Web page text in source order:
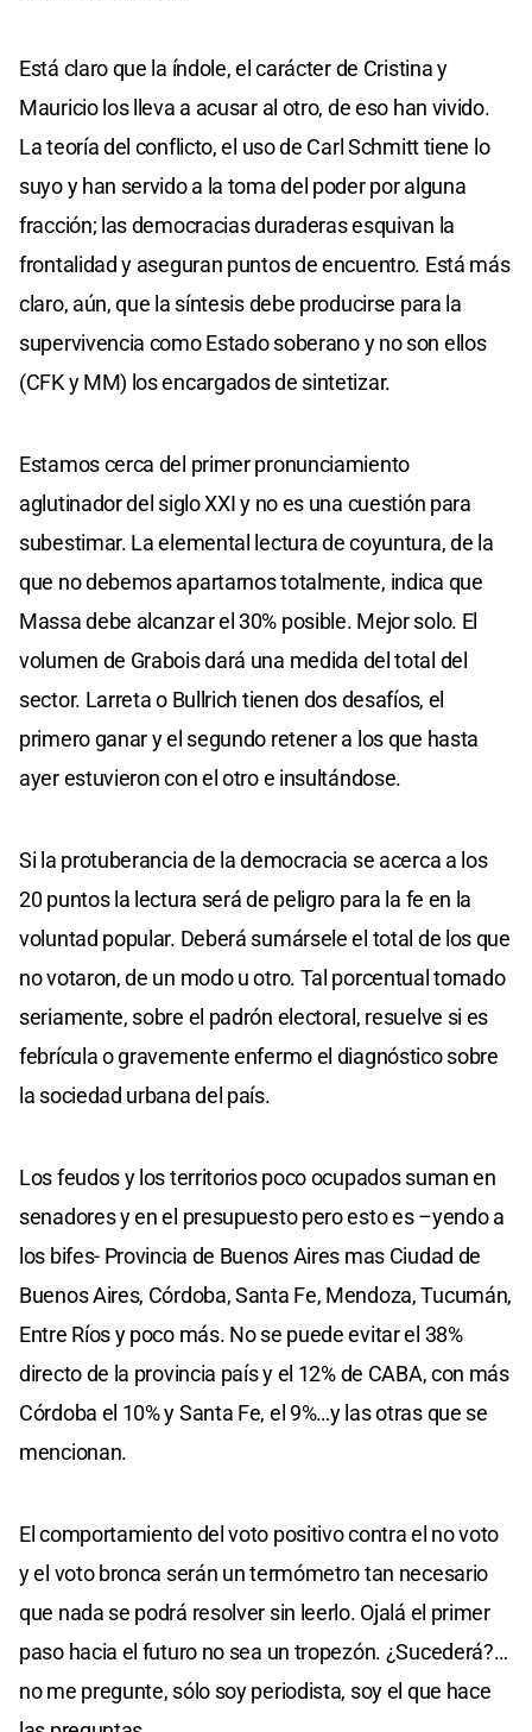
Está claro que la índole, el carácter de Cristina y
Mauricio los lleva a acusar al otro, de eso han vivido.
La teoría del conflicto, el uso de Carl Schmitt tiene lo
suyo y han servido a la toma del poder por alguna
fracción; las democracias duraderas esquivan la
frontalidad y aseguran puntos de encuentro. Está más
claro, aún, que la síntesis debe producirse para la
supervivencia como Estado soberano y no son ellos
(CFK y MM) los encargados de sintetizar.
Estamos cerca del primer pronunciamiento
aglutinador del siglo XXI y no es una cuestión para
subestimar. La elemental lectura de coyuntura, de la
que no debemos apartarnos totalmente, indica que
Massa debe alcanzar el 30% posible. Mejor solo. El
volumen de Grabois dará una medida del total del
sector. Larreta o Bullrich tienen dos desafíos, el
primero ganar y el segundo retener a los que hasta
ayer estuvieron con el otro e insultándose.
Si la protuberancia de la democracia se acerca a los
20 puntos la lectura será de peligro para la fe en la
voluntad popular. Deberá sumársele el total de los que
no votaron, de un modo u otro. Tal porcentual tomado
seriamente, sobre el padrón electoral, resuelve si es
febrícula o gravemente enfermo el diagnóstico sobre
la sociedad urbana del país.
Los feudos y los territorios poco ocupados suman en
senadores y en el presupuesto pero esto es –yendo a
los bifes- Provincia de Buenos Aires mas Ciudad de
Buenos Aires, Córdoba, Santa Fe, Mendoza, Tucumán,
Entre Ríos y poco más. No se puede evitar el 38%
directo de la provincia país y el 12% de CABA, con más
Córdoba el 10% y Santa Fe, el 9%…y las otras que se
mencionan.
El comportamiento del voto positivo contra el no voto
y el voto bronca serán un termómetro tan necesario
que nada se podrá resolver sin leerlo. Ojalá el primer
paso hacia el futuro no sea un tropezón. ¿Sucederá?…
no me pregunte, sólo soy periodista, soy el que hace